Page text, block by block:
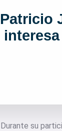
Patricio
Durante su